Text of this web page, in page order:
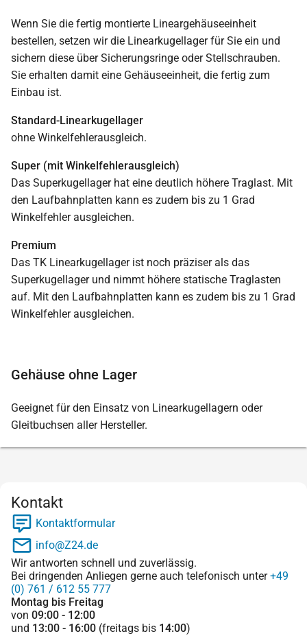
Wenn Sie die fertig montierte Lineargehäuseeinheit
bestellen, setzen wir die Linearkugellager für Sie ein und
sichern diese über Sicherungsringe oder Stellschrauben.
Sie erhalten damit eine Gehäuseeinheit, die fertig zum
Einbau ist.
Standard-Linearkugellager
ohne Winkelfehlerausgleich.
Super (mit Winkelfehlerausgleich)
Das Superkugellager hat eine deutlich höhere Traglast. Mit
den Laufbahnplatten kann es zudem bis zu 1 Grad
Winkelfehler ausgleichen.
Premium
Das TK Linearkugellager ist noch präziser als das
Superkugellager und nimmt höhere statische Traglasten
auf. Mit den Laufbahnplatten kann es zudem bis zu 1 Grad
Winkelfehler ausgleichen.
Gehäuse ohne Lager
Geeignet für den Einsatz von Linearkugellagern oder
Gleitbuchsen aller Hersteller.
Kontakt
Kontaktformular
info@Z24.de
Wir antworten schnell und zuverlässig.
Bei dringenden Anliegen gerne auch telefonisch unter+49
(0) 761 / 612 55 777
Montag bis Freitag
von 09:00 - 12:00
und 13:00 - 16:00 (freitags bis 14:00)